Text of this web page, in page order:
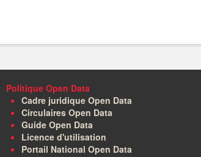
Politique Open Data
Cadre juridique Open Data
Circulaires Open Data
Guide Open Data
Licence d'utilisation
Portail National Open Data